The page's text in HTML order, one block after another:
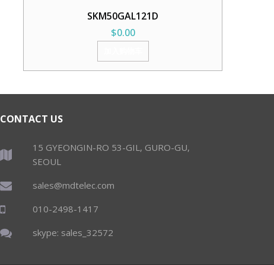
SKM50GAL121D
$0.00
CONTACT US
15 GYEONGIN-RO 53-GIL, GURO-GU,
SEOUL
sales@mdtelec.com
010-2498-1417
skype: sales_32572